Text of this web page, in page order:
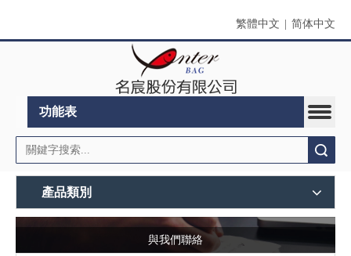
繁體中文 简体中文
功能表
產品類別
與我們聯絡